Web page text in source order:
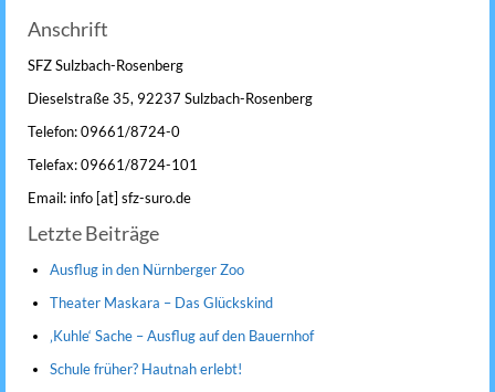
Anschrift
SFZ Sulzbach-Rosenberg
Dieselstraße 35, 92237 Sulzbach-Rosenberg
Telefon: 09661/8724-0
Telefax: 09661/8724-101
Email: info [at] sfz-suro.de
Letzte Beiträge
Ausflug in den Nürnberger Zoo
Theater Maskara – Das Glückskind
‚Kuhle‘ Sache – Ausflug auf den Bauernhof
Schule früher? Hautnah erlebt!